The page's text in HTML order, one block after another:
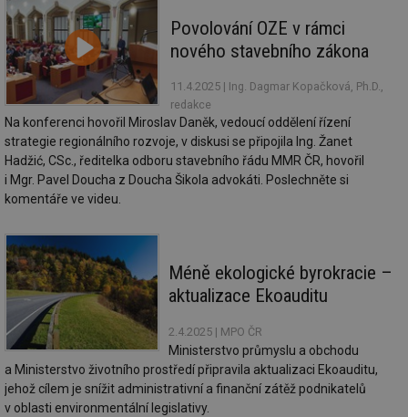
Povolování OZE v rámci
nového stavebního zákona
11.4.2025 | Ing. Dagmar Kopačková, Ph.D.,
redakce
Na konferenci hovořil Miroslav Daněk, vedoucí oddělení řízení
strategie regionálního rozvoje, v diskusi se připojila Ing. Žanet
Hadžić, CSc., ředitelka odboru stavebního řádu MMR ČR, hovořil
i Mgr. Pavel Doucha z Doucha Šikola advokáti. Poslechněte si
komentáře ve videu.
Méně ekologické byrokracie –
aktualizace Ekoauditu
2.4.2025 | MPO ČR
Ministerstvo průmyslu a obchodu
a Ministerstvo životního prostředí připravila aktualizaci Ekoauditu,
jehož cílem je snížit administrativní a finanční zátěž podnikatelů
v oblasti environmentální legislativy.